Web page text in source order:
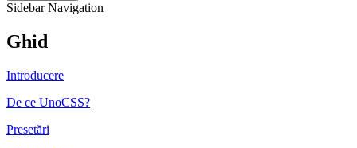
Sidebar Navigation
Ghid
Introducere
De ce UnoCSS?
Presetări